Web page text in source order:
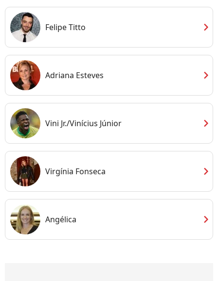
Felipe Titto chevron_right
Adriana Esteves chevron_right
Vini Jr./Vinícius Júnior chevron_right
Virgínia Fonseca chevron_right
Angélica chevron_right